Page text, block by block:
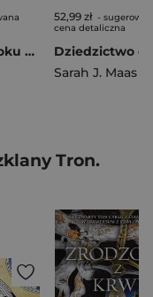
Korona w mroku Szklany Tron Tom 2
52,99 zł -
cena detaliczna
Sarah J. Maas
Tron.